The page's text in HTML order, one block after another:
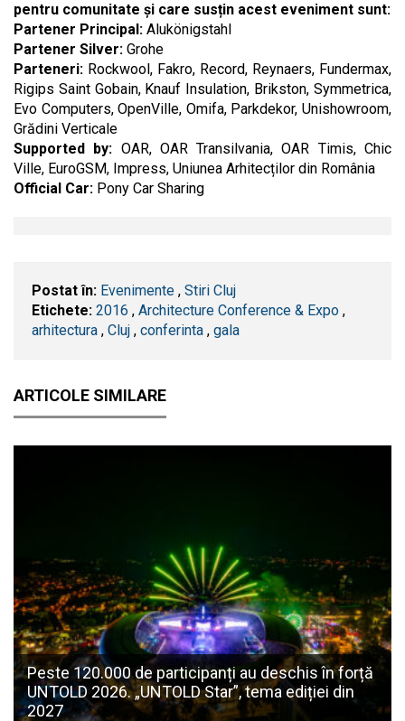
pentru comunitate și care susțin acest eveniment sunt:
Partener Principal: Alukönigstahl
Partener Silver: Grohe
Parteneri: Rockwool, Fakro, Record, Reynaers, Fundermax,
Rigips Saint Gobain, Knauf Insulation, Brikston, Symmetrica,
Evo Computers, OpenVille, Omifa, Parkdekor, Unishowroom,
Grădini Verticale
Supported by: OAR, OAR Transilvania, OAR Timis, Chic
Ville, EuroGSM, Impress, Uniunea Arhitecților din România
Official Car: Pony Car Sharing
Postat în: Evenimente , Stiri Cluj
Etichete: 2016 , Architecture Conference & Expo ,
arhitectura , ​Cluj , conferinta , gala
ARTICOLE SIMILARE
Peste 120.000 de participanți au deschis în forță
UNTOLD 2026. „UNTOLD Star”, tema ediției din
2027